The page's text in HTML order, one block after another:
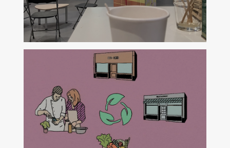
Des mots d'eau
Biennale d'Art de Lyon
3 octobre de 15h00 à 16h30
Balade itinérante